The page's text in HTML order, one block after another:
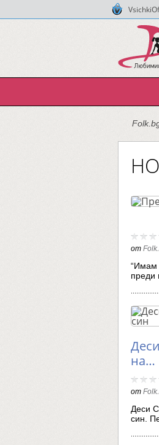
от
“Имам
преди
на…
от
Деси
син.